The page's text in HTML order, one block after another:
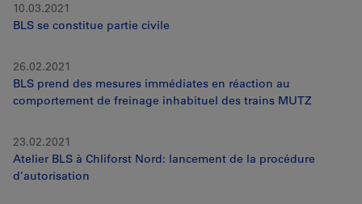
10.03.2021
BLS se constitue partie civile
26.02.2021
BLS prend des mesures immédiates en réaction au
comportement de freinage inhabituel des trains MUTZ
23.02.2021
Atelier BLS à Chliforst Nord: lancement de la procédure
d’autorisation